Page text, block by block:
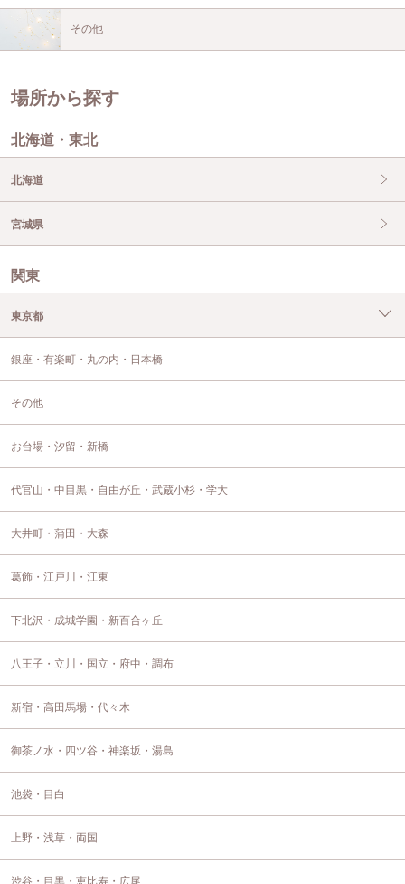
その他
場所から探す
北海道・東北
北海道
宮城県
関東
東京都
銀座・有楽町・丸の内・日本橋
その他
お台場・汐留・新橋
代官山・中目黒・自由が丘・武蔵小杉・学大
大井町・蒲田・大森
葛飾・江戸川・江東
下北沢・成城学園・新百合ヶ丘
八王子・立川・国立・府中・調布
新宿・高田馬場・代々木
御茶ノ水・四ツ谷・神楽坂・湯島
池袋・目白
上野・浅草・両国
渋谷・目黒・恵比寿・広尾